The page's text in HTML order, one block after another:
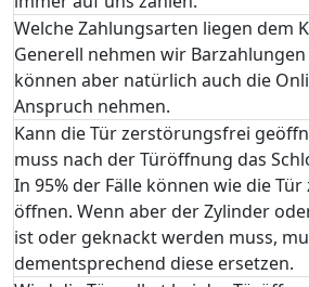
Welche Zahlungsarten liegen dem
Generell nehmen wir
können aber natürlich auch die
Anspruch nehmen.
Kann die Tür zerstörungsfrei
muss nach der Türöffnung das
In 95% der Fälle können wie die
öffnen. Wenn aber der Zylinder
ist oder geknackt werden muss,
dementsprechend diese ersetzen.